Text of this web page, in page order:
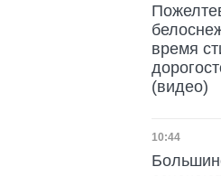
время
(видео)
Дата
10:44